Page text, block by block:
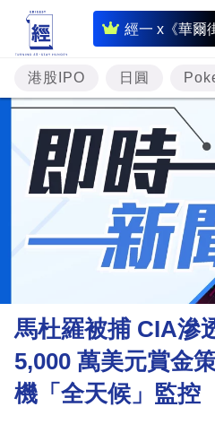
經一 x《華爾
即
時
財
經
專
題
投
資
樓
市
財
商
業
港股IPO 日圓
馬杜羅被捕 CIA滲
5,000 萬美元賞金
機「全天候」監控